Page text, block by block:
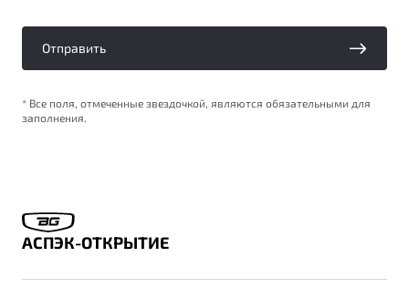
Обзор В наличии
Отправить
* Все поля, отмеченные звездочкой, являются обязательными для
заполнения.
АСПЭК-ОТКРЫТИЕ